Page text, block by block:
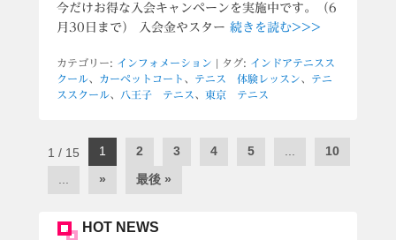
今だけお得な入会キャンペーンを実施中です。（6
月30日まで） 入会金やスター 続きを読む>>>
カテゴリー: インフォメーション | タグ: インドアテニスス
クール、 カーペットコート 、 テニス 体験レッスン、 テニ
ススクール、 八王子 テニス 、 東京 テニス
投
ナ
ゲ
1 / 15 1 2 3 4 5
10
» 最後 »
HOT NEWS